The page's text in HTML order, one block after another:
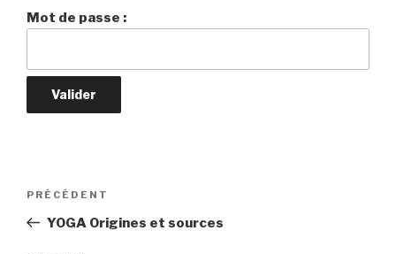
Mot de passe :
Navigation
Article
précédent
PRÉCÉDENT
YOGA Origines et sources